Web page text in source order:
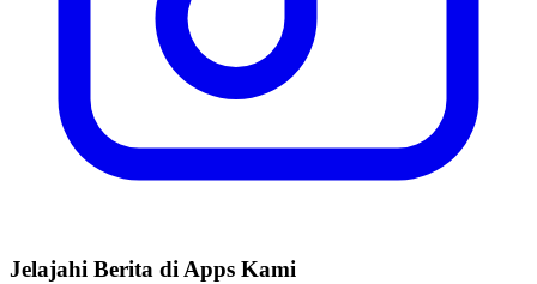
Jelajahi Berita di Apps Kami